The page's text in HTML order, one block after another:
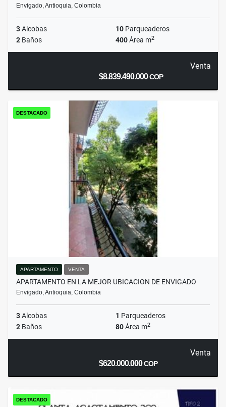
Envigado, Antioquia, Colombia
3Alcobas 10 Parqueaderos
2 Baños 400Área m2
Venta
$8.839.490.000COP
DESTACADO
APARTAMENTO VENTA
APARTAMENTO EN LA MEJOR UBICACION DE ENVIGADO
Envigado, Antioquia, Colombia
3Alcobas 1 Parqueaderos
2 Baños 80Área m2
Venta
$620.000.000COP
DESTACADO